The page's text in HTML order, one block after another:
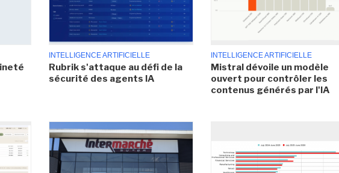
INTELLIGENCE ARTIFICIELLE
Rubrik s'attaque au défi de la
sécurité des agents IA
INTELLIGENCE ARTIFICIELLE
Mistral dévoile un modèle
ouvert pour contrôler les
contenus générés par l'IA